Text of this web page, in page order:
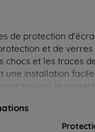
de protection
et de
et les traces
installation
trouver le